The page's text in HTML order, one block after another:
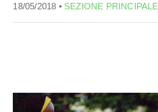
18/05/2018 • SEZIONE PRINCIPALE